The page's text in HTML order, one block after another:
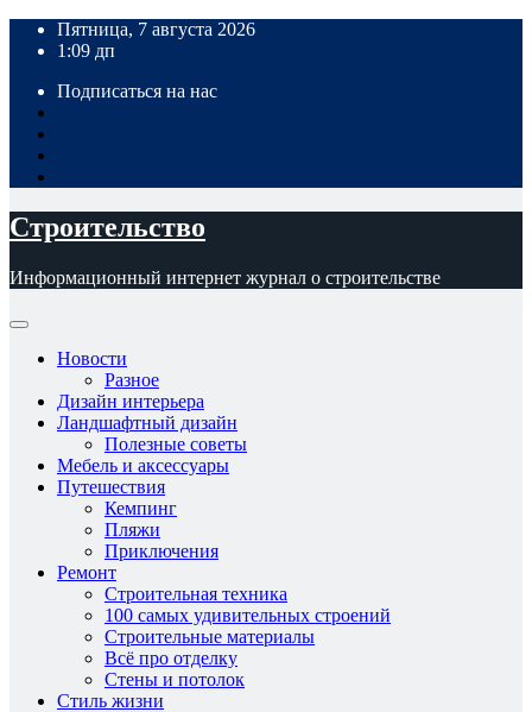
ПерейтиПятница, 7 августа 2026
1:09 дп
Подписаться на нас
Строительство
Информационный интернет журнал о строительстве
Новости
Разное
Дизайн интерьера
Ландшафтный дизайн
Полезные советы
Мебель и аксессуары
Путешествия
Кемпинг
Пляжи
Приключения
Ремонт
Строительная техника
100 самых удивительных строений
Строительные материалы
Всё про отделку
Стены и потолок
Стиль жизни